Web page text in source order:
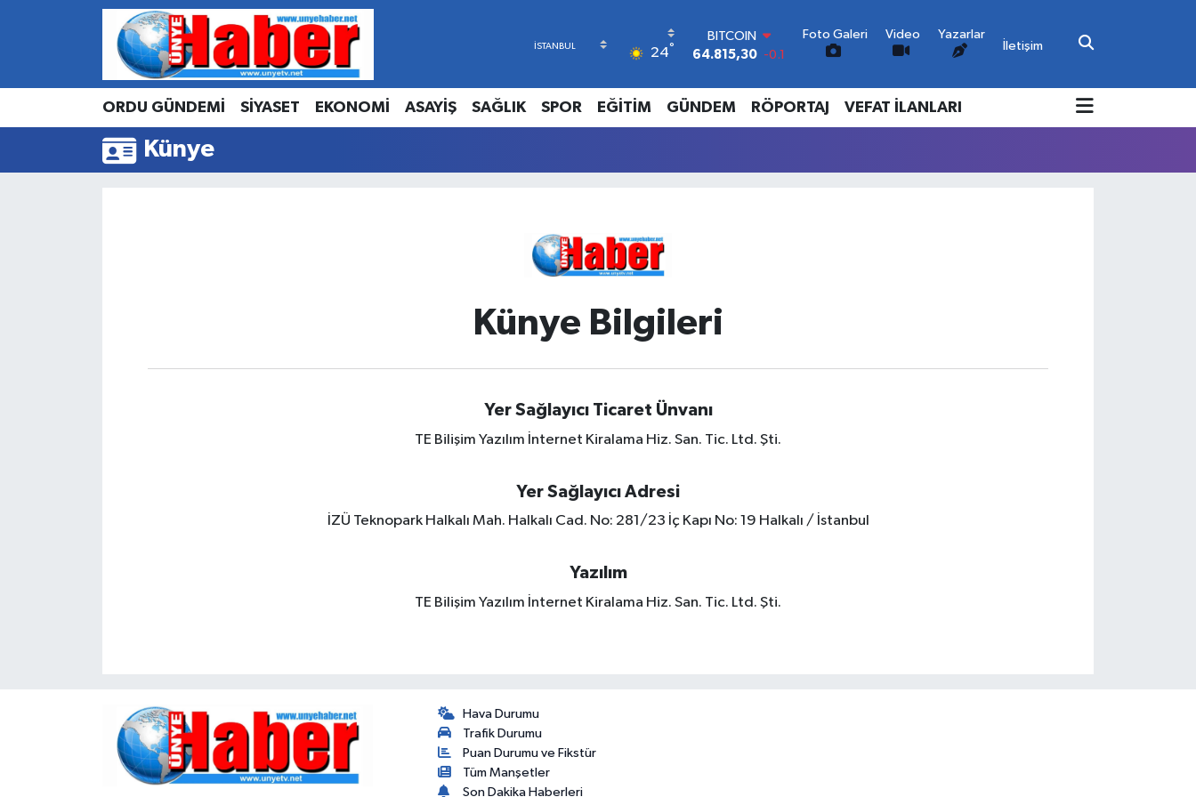
24°
BITCOIN
64.815,30 -0.1
47,7436 0.18
EURO
55,2510 0.32
Foto Galeri Video
Yazarlar
İletişim
ORDU GÜNDEMİ SİYASET EKONOMİ ASAYİŞ SAĞLIK SPOR EĞİTİM GÜNDEM RÖPORTAJ VEFAT İLANLARI
Künye
Künye Bilgileri
Yer Sağlayıcı Ticaret Ünvanı
TE Bilişim Yazılım İnternet Kiralama Hiz. San. Tic. Ltd. Şti.
Yer Sağlayıcı Adresi
İZÜ Teknopark Halkalı Mah. Halkalı Cad. No: 281/23 İç Kapı No: 19 Halkalı / İstanbul
Yazılım
TE Bilişim Yazılım İnternet Kiralama Hiz. San. Tic. Ltd. Şti.
Hava Durumu
Trafik Durumu
Puan Durumu ve Fikstür
Tüm Manşetler
Son Dakika Haberleri
Hava Durumu
Trafik Durumu
Süper Lig Puan Durumu ve Fikstür